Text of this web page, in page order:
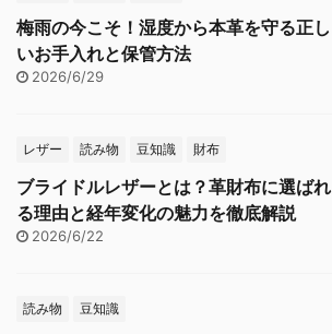
梅雨の今こそ！湿度から本革を守る正し
いお手入れと保管方法
2026/6/29
レザー 読み物 豆知識 財布
ブライドルレザーとは？革財布に選ばれ
る理由と経年変化の魅力を徹底解説
2026/6/22
読み物 豆知識